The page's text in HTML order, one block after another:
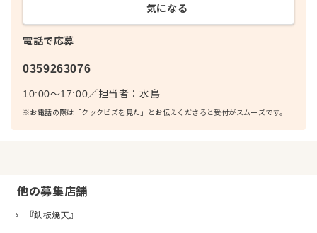
電話で応募
0359263076
10:00～17:00／担当者： 水島
※お電話の際は「クックビズを見た」とお伝えくださると受付がスムーズです。
気になる
他の募集店舗
『鉄板焼天』